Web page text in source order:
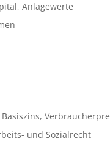
Anlagewerte
und Sozialrecht